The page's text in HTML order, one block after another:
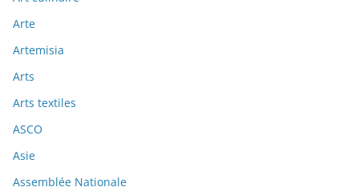
Arte
Artemisia
Arts
Arts textiles
ASCO
Asie
Assemblée Nationale